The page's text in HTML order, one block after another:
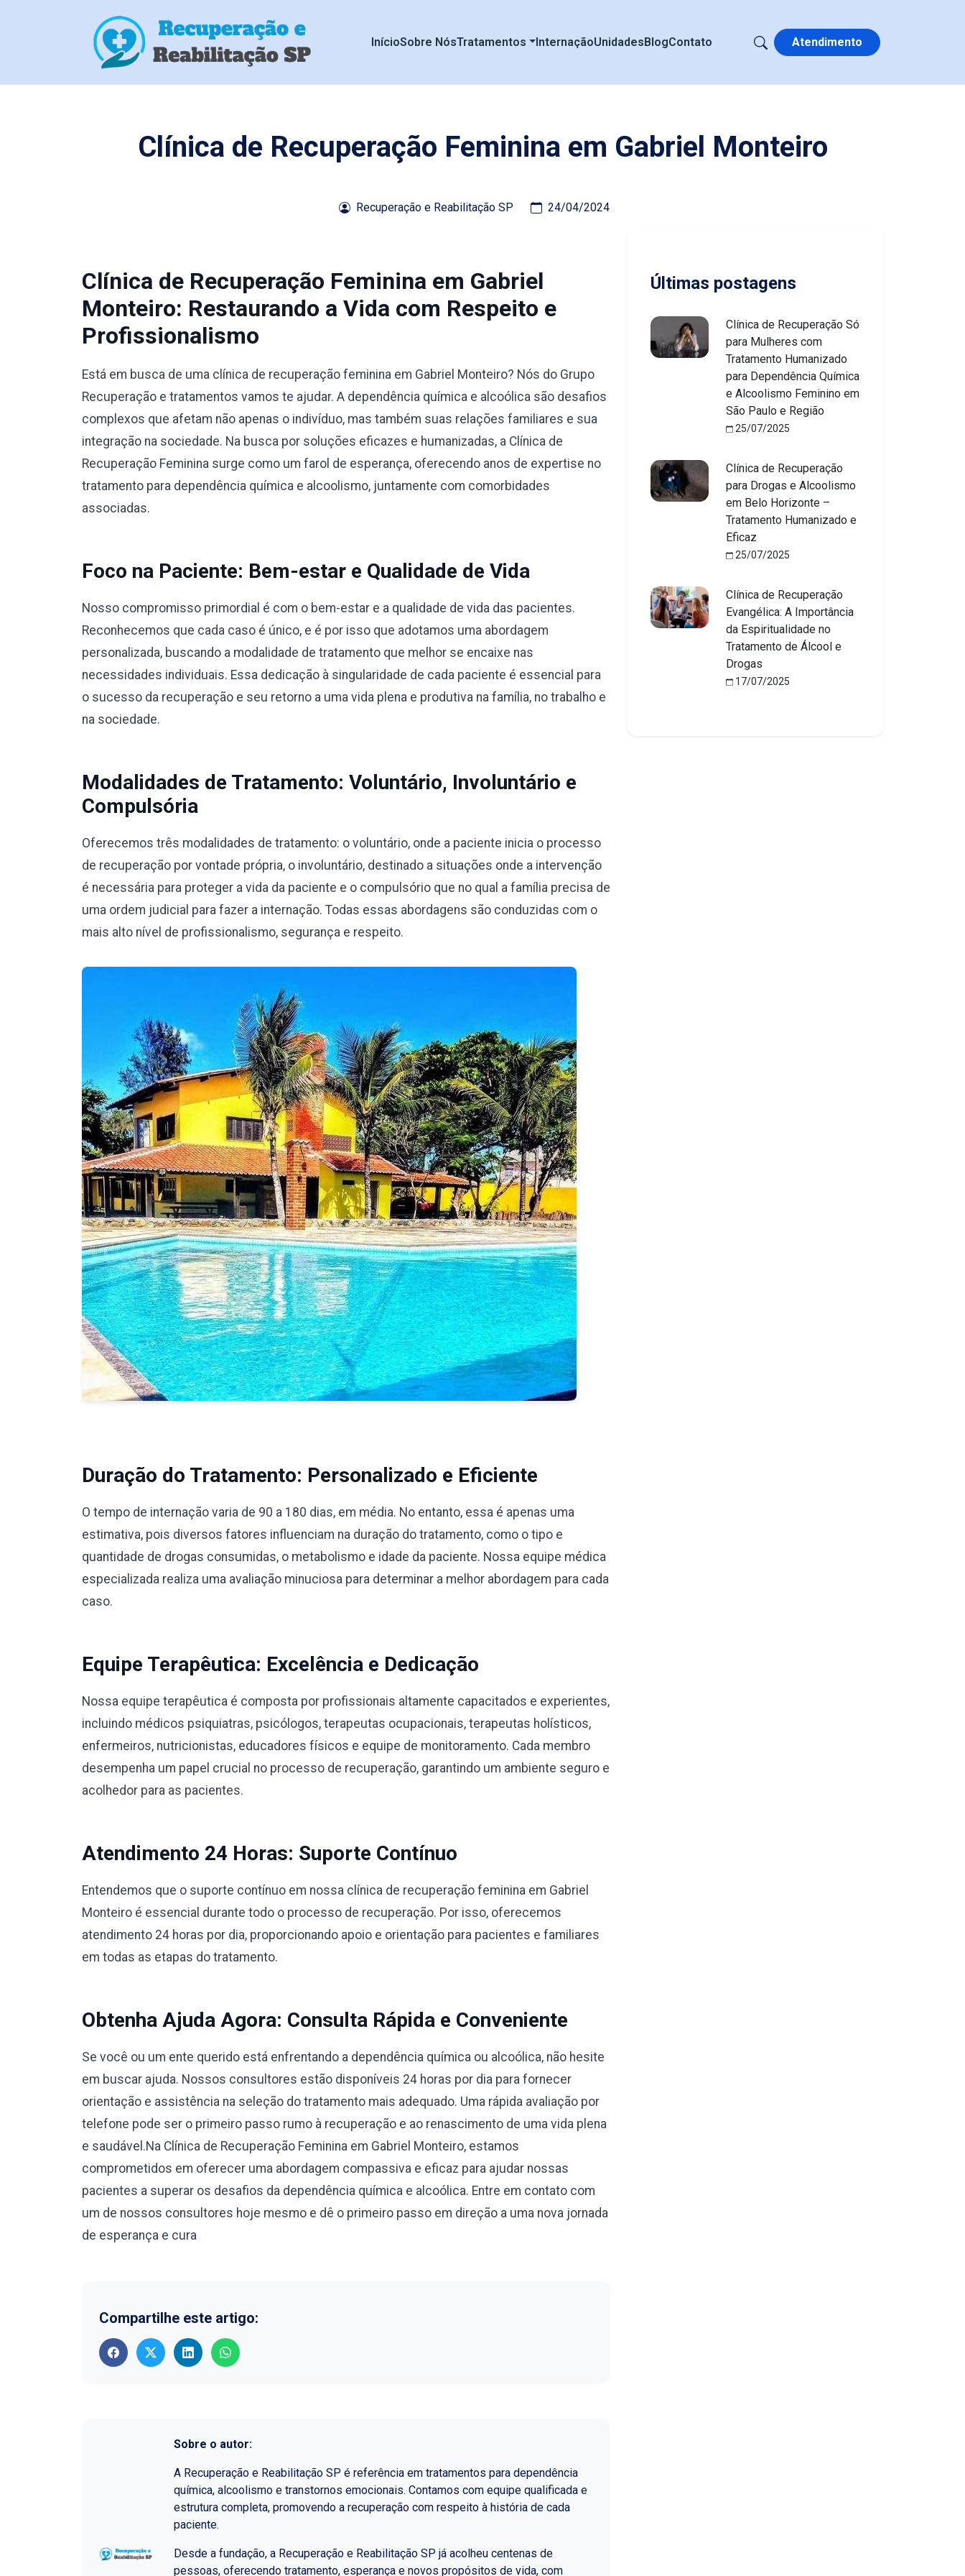
InícioSobre NósTratamentos InternaçãoUnidadesBlogContato Atendimento
Clínica de Recuperação Feminina em Gabriel Monteiro
Recuperação e Reabilitação SP 24/04/2024
Clínica de Recuperação Feminina em Gabriel
Monteiro: Restaurando a Vida com Respeito e
Profissionalismo
Está em busca de uma clínica de recuperação feminina em Gabriel Monteiro? Nós do Grupo
Recuperação e tratamentos vamos te ajudar. A dependência química e alcoólica são desafios
complexos que afetam não apenas o indivíduo, mas também suas relações familiares e sua
integração na sociedade. Na busca por soluções eficazes e humanizadas, a Clínica de
Recuperação Feminina surge como um farol de esperança, oferecendo anos de expertise no
tratamento para dependência química e alcoolismo, juntamente com comorbidades
associadas.
Foco na Paciente: Bem-estar e Qualidade de Vida
Nosso compromisso primordial é com o bem-estar e a qualidade de vida das pacientes.
Reconhecemos que cada caso é único, e é por isso que adotamos uma abordagem
personalizada, buscando a modalidade de tratamento que melhor se encaixe nas
necessidades individuais. Essa dedicação à singularidade de cada paciente é essencial para
o sucesso da recuperação e seu retorno a uma vida plena e produtiva na família, no trabalho e
na sociedade.
Modalidades de Tratamento: Voluntário, Involuntário e
Compulsória
Oferecemos três modalidades de tratamento: o voluntário, onde a paciente inicia o processo
de recuperação por vontade própria, o involuntário, destinado a situações onde a intervenção
é necessária para proteger a vida da paciente e o compulsório que no qual a família precisa de
uma ordem judicial para fazer a internação. Todas essas abordagens são conduzidas com o
mais alto nível de profissionalismo, segurança e respeito.
Duração do Tratamento: Personalizado e Eficiente
O tempo de internação varia de 90 a 180 dias, em média. No entanto, essa é apenas uma
estimativa, pois diversos fatores influenciam na duração do tratamento, como o tipo e
quantidade de drogas consumidas, o metabolismo e idade da paciente. Nossa equipe médica
especializada realiza uma avaliação minuciosa para determinar a melhor abordagem para cada
caso.
Equipe Terapêutica: Excelência e Dedicação
Nossa equipe terapêutica é composta por profissionais altamente capacitados e experientes,
incluindo médicos psiquiatras, psicólogos, terapeutas ocupacionais, terapeutas holísticos,
enfermeiros, nutricionistas, educadores físicos e equipe de monitoramento. Cada membro
desempenha um papel crucial no processo de recuperação, garantindo um ambiente seguro e
acolhedor para as pacientes.
Atendimento 24 Horas: Suporte Contínuo
Entendemos que o suporte contínuo em nossa clínica de recuperação feminina em Gabriel
Monteiro é essencial durante todo o processo de recuperação. Por isso, oferecemos
atendimento 24 horas por dia, proporcionando apoio e orientação para pacientes e familiares
em todas as etapas do tratamento.
Obtenha Ajuda Agora: Consulta Rápida e Conveniente
Se você ou um ente querido está enfrentando a dependência química ou alcoólica, não hesite
em buscar ajuda. Nossos consultores estão disponíveis 24 horas por dia para fornecer
orientação e assistência na seleção do tratamento mais adequado. Uma rápida avaliação por
telefone pode ser o primeiro passo rumo à recuperação e ao renascimento de uma vida plena
e saudável.Na Clínica de Recuperação Feminina em Gabriel Monteiro, estamos
comprometidos em oferecer uma abordagem compassiva e eficaz para ajudar nossas
pacientes a superar os desafios da dependência química e alcoólica. Entre em contato com
um de nossos consultores hoje mesmo e dê o primeiro passo em direção a uma nova jornada
de esperança e cura
Compartilhe este artigo:
Sobre o autor:
A Recuperação e Reabilitação SP é referência em tratamentos para dependência
química, alcoolismo e transtornos emocionais. Contamos com equipe qualificada e
estrutura completa, promovendo a recuperação com respeito à história de cada
paciente.
Desde a fundação, a Recuperação e Reabilitação SP já acolheu centenas de
pessoas, oferecendo tratamento, esperança e novos propósitos de vida, com
Últimas postagens
Clínica de Recuperação Só
para Mulheres com
Tratamento Humanizado
para Dependência Química
e Alcoolismo Feminino em
São Paulo e Região
25/07/2025
Clínica de Recuperação
para Drogas e Alcoolismo
em Belo Horizonte –
Tratamento Humanizado e
Eficaz
25/07/2025
Clínica de Recuperação
Evangélica: A Importância
da Espiritualidade no
Tratamento de Álcool e
Drogas
17/07/2025